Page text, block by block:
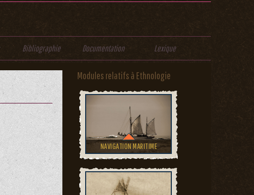
Bibliographie Documentation Lexique
Modules relatifs à Ethnologie
NAVIGATION MARITIME